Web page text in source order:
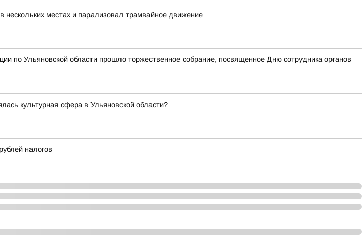
местах и парализовал трамвайное движение
по Ульяновской области прошло торжественное собрание, посвященное Дню сотрудника органов
культурная сфера в Ульяновской области?
налогов